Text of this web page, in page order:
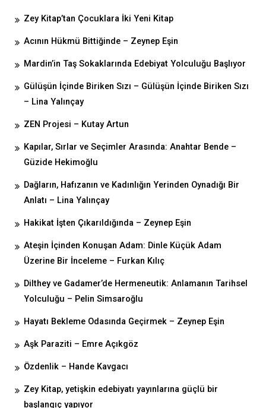
Zey Kitap’tan Çocuklara İki Yeni Kitap
Acının Hükmü Bittiğinde – Zeynep Eşin
Mardin’in Taş Sokaklarında Edebiyat Yolculuğu Başlıyor
Gülüşün İçinde Biriken Sızı – Gülüşün İçinde Biriken Sızı
– Lina Yalınçay
ZEN Projesi – Kutay Artun
Kapılar, Sırlar ve Seçimler Arasında: Anahtar Bende –
Güzide Hekimoğlu
Dağların, Hafızanın ve Kadınlığın Yerinden Oynadığı Bir
Anlatı – Lina Yalınçay
Hakikat İşten Çıkarıldığında – Zeynep Eşin
Ateşin İçinden Konuşan Adam: Dinle Küçük Adam
Üzerine Bir İnceleme – Furkan Kılıç
Dilthey ve Gadamer’de Hermeneutik: Anlamanın Tarihsel
Yolculuğu – Pelin Simsaroğlu
Hayatı Bekleme Odasında Geçirmek – Zeynep Eşin
Aşk Paraziti – Emre Açıkgöz
Özdenlik – Hande Kavgacı
Zey Kitap, yetişkin edebiyatı yayınlarına güçlü bir
başlangıç yapıyor